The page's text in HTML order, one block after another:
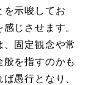
を示唆してお
じさせます。
固定観念や常
を指すのかも
愚行となり、